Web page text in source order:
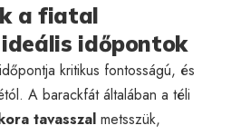
a fiatal
időpontok
kritikus fontosságú, és
A barackfát általában a téli
tavasszal metsszük,